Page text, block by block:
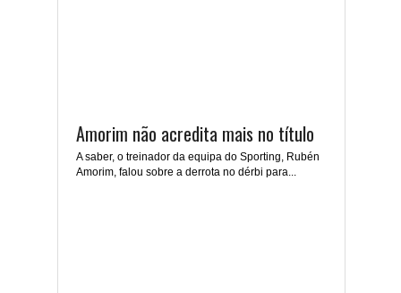
Amorim não acredita mais no título
A saber, o treinador da equipa do Sporting, Rubén
Amorim, falou sobre a derrota no dérbi para...